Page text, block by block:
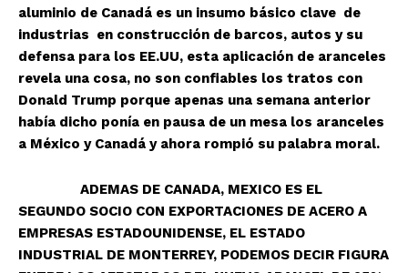
aluminio de Canadá es un insumo básico clave de
industrias en construcción de barcos, autos y su
defensa para los EE.UU, esta aplicación de aranceles
revela una cosa, no son confiables los tratos con
Donald Trump porque apenas una semana anterior
había dicho ponía en pausa de un mesa los aranceles
a México y Canadá y ahora rompió su palabra moral.
ADEMAS DE CANADA, MEXICO ES EL
SEGUNDO SOCIO CON EXPORTACIONES DE ACERO A
EMPRESAS ESTADOUNIDENSE, EL ESTADO
INDUSTRIAL DE MONTERREY, PODEMOS DECIR FIGURA